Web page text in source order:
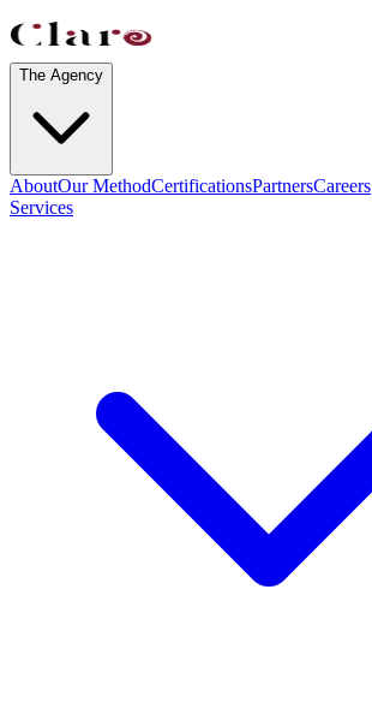
The Agency
AboutOur MethodCertificationsPartnersCareers
Services